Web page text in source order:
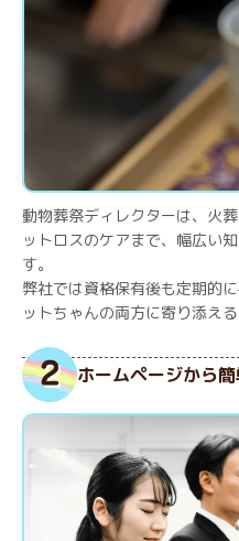
動物葬祭ディレクターは、火
ットロスのケアまで、幅広い
す。
弊社では資格保有後も定期的
ットちゃんの両方に寄り添え
ホームページから